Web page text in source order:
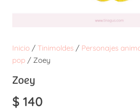
Inicio/ Tinimoldes/ Personajes
pop/ Zoey
Zoey
$ 140